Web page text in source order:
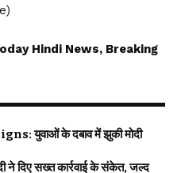
Hindi News, Breaking
युवाओं के दबाव में झुकी मोदी
दिए सख्त कार्रवाई के संकेत, जल्द